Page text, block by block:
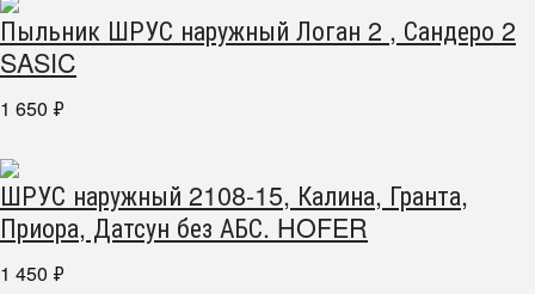
Пыльник ШРУС наружный Логан 2 , Сандеро 2
SASIC
1 650 ₽
ШРУС наружный 2108-15, Калина, Гранта,
Приора, Датсун без АБС. HOFER
1 450 ₽